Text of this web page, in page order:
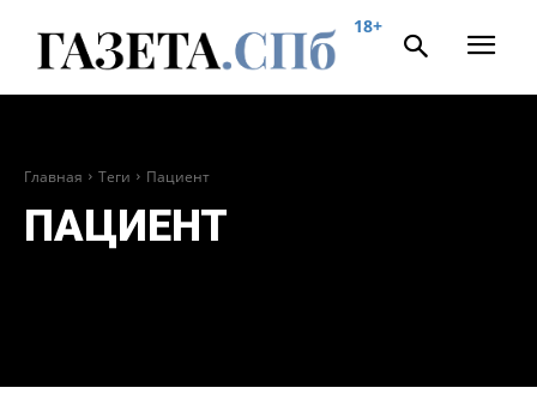
18+
Главная Теги Пациент
ПАЦИЕНТ